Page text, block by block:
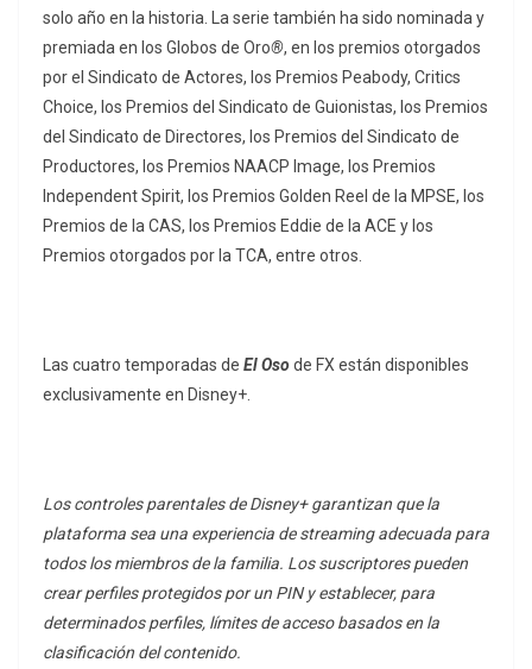
solo año en la historia. La serie también ha sido nominada y
premiada en los Globos de Oro®, en los premios otorgados
por el Sindicato de Actores, los Premios Peabody, Critics
Choice, los Premios del Sindicato de Guionistas, los Premios
del Sindicato de Directores, los Premios del Sindicato de
Productores, los Premios NAACP Image, los Premios
Independent Spirit, los Premios Golden Reel de la MPSE, los
Premios de la CAS, los Premios Eddie de la ACE y los
Premios otorgados por la TCA, entre otros.
Las cuatro temporadas de El Osode FXestán disponibles
exclusivamente en Disney+.
Los controles parentales de Disney+ garantizan que la
plataforma sea una experiencia de streaming adecuada para
todos los miembros de la familia. Los suscriptores pueden
crear perfiles protegidos por un PIN y establecer, para
determinados perfiles, límites de acceso basados en la
clasificación del contenido.